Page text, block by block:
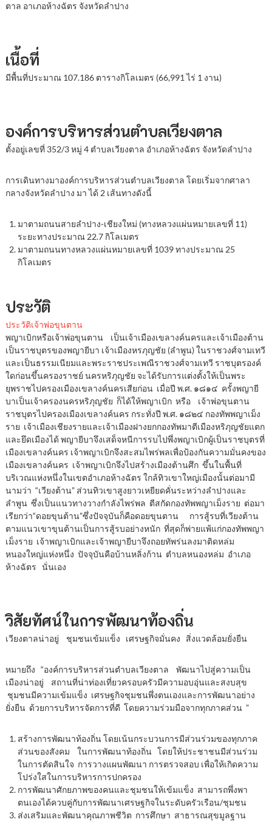
ตาล อาเภอห้างฉัตร จังหวัดลำปาง
เนื้อที่
มีพื้นที่ประมาณ 107.186 ตารางกิโลเมตร (66,991 ไร่ 1 งาน)
องค์การบริหารส่วนตำบลเวียงตาล
ตั้งอยู่เลขที่ 352/3 หมู่ 4 ตำบลเวียงตาล อำเภอห้างฉัตร จังหวัดลำปาง
การเดินทางมาองค์การบริหารส่วนตำบลเวียงตาล โดยเริ่มจากศาลา
กลางจังหวัดลำปาง มา ได้ 2 เส้นทางดังนี้
มาตามถนนสายลำปาง-เชียงใหม่ (ทางหลวงแผ่นหมายเลขที่ 11)
ระยะทางประมาณ 22.7 กิโลเมตร
มาตามถนนทางหลวงแผ่นหมายเลขที่ 1039 ทางประมาณ 25
กิโลเมตร
ประวัติ
ประวัติเจ้าพ่อขุนตาน
พญาเบิกหรือเจ้าพ่อขุนตาน เป็นเจ้าเมืองเขลางค์นครและเจ้าเมืองต้าน
เป็นราชบุตรของพญายีบา เจ้าเมืองหรภุญชัย (ลำพูน) ในราชวงศ์จามเทวี
และเป็นธรรมเนียมและพระราชประเพณีราชวงศ์จามเทวี ราชบุตรองค์
ใดก่อนขึ้นครองราชย์ นครหริภุญชัย จะได้รับการแต่งตั้งให้เป็นพระ
ยุพราชไปครองเมืองเขลางค์นครเสียก่อน เมื่อปี พ.ศ. ๑๘๑๔ ครั้งพญายี
บาเป็นเจ้าครองนครหริภุญชัย ก็ได้ให้พญาเบิก หรือ เจ้าพ่อขุนตาน
ราชบุตรไปครองเมืองเขลางค์นคร กระทั่งปี พ.ศ. ๑๘๒๔ กองทัพพญาเม็ง
ราย เจ้าเมืองเชียงรายและเจ้าเมืองฝางยกกองทัพมาตีเมืองหริภุญชัยแตก
และยึดเมืองได้ พญายีบาจึงเสด็จหนีการรบไปพึ่งพญาเบิกผู้เป็นราชบุตรที่
เมืองเขลางค์นคร เจ้าพญาเบิกจึงสะสมไพร่พลเพื่อป้องกันความมั่นคงของ
เมืองเขลางค์นคร เจ้าพญาเบิกจึงไปสร้างเมืองต้านศึก ขึ้นในพื้นที่
บริเวณแห่งหนึ่งในเขตอำเภอห้างฉัตร ใกล้ทิวเขาใหญ่เมืองนั้นต่อมามี
นามว่า “เวียงต้าน” ส่วนทิวเขาสูงยาวเหยียดคั่นระหว่างลำปางและ
ลำพูน ซึ่งเป็นแนวทางวางกำลังไพร่พล ตีสกัดกองทัพพญาเม็งราย ต่อมา
เรียกว่า“ดอยขุนต้าน”ซึ่งปัจจุบันก็คือดอยขุนตาน การสู้รบที่เวียงต้าน
ตามแนวเขาขุนต้านเป็นการสู้รบอย่างหนัก ที่สุดก็พ่ายแพ้แก่กองทัพพญา
เม็งราย เจ้าพญาเบิกและเจ้าพญายีบาจึงถอยทัพร่นลงมาติดหล่ม
หนองใหญ่แห่งหนึ่ง ปัจจุบันคือบ้านหลิ่งก้าน ตำบลหนองหล่ม อำเภอ
ห้างฉัตร นั่นเอง
วิสัยทัศน์ในการพัฒนาท้องถิ่น
เวียงตาลน่าอยู่ ชุมชนเข้มแข็ง เศรษฐกิจมั่นคง สิ่งแวดล้อมยั่งยืน
หมายถึง “องค์การบริหารส่วนตำบลเวียงตาล พัฒนาไปสู่ความเป็น
เมืองน่าอยู่ สถานที่น่าท่องเที่ยวครอบครัวมีความอบอุ่นและสงบสุข
ชุมชนมีความเข้มแข็ง เศรษฐกิจชุมชนพึ่งตนเองและการพัฒนาอย่าง
ยั่งยืน ด้วยการบริหารจัดการที่ดี โดยความร่วมมือจากทุกภาคส่วน ”
สร้างการพัฒนาท้องถิ่น โดยเน้นกระบวนการมีส่วนร่วมของทุกภาค
ส่วนของสังคม ในการพัฒนาท้องถิ่น โดยให้ประชาชนมีส่วนร่วม
ในการตัดสินใจ การวางแผนพัฒนา การตรวจสอบ เพื่อให้เกิดความ
โปร่งใสในการบริหารการปกครอง
การพัฒนาศักยภาพของคนและชุมชนให้เข้มแข็ง สามารถพึ่งพา
ตนเองได้ควบคู่กับการพัฒนาเศรษฐกิจในระดับครัวเรือน/ชุมชน
ส่งเสริมและพัฒนาคุณภาพชีวิต การศึกษา สาธารณสุขมูลฐาน